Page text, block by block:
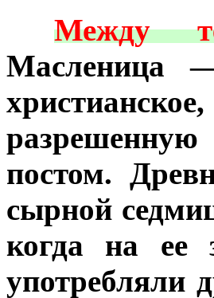
Между
Масленица
постом.
сырной
когда на ее
употребляли